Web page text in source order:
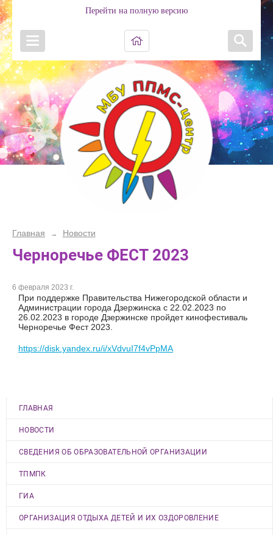
Перейти на полную версию
Главная → Новости
Черноречье ФЕСТ 2023
6 февраля 2023 г.
При поддержке Правительства Нижегородской области и
Администрации города Дзержинска с 22.02.2023 по
26.02.2023 в городе Дзержинске пройдет кинофестиваль
Черноречье Фест 2023.
https://disk.yandex.ru/i/xVdvuI7f4vPpMA
ГЛАВНАЯ
НОВОСТИ
СВЕДЕНИЯ ОБ ОБРАЗОВАТЕЛЬНОЙ ОРГАНИЗАЦИИ
ТПМПК
ГИА
ОРГАНИЗАЦИЯ ОТДЫХА ДЕТЕЙ И ИХ ОЗДОРОВЛЕНИЕ